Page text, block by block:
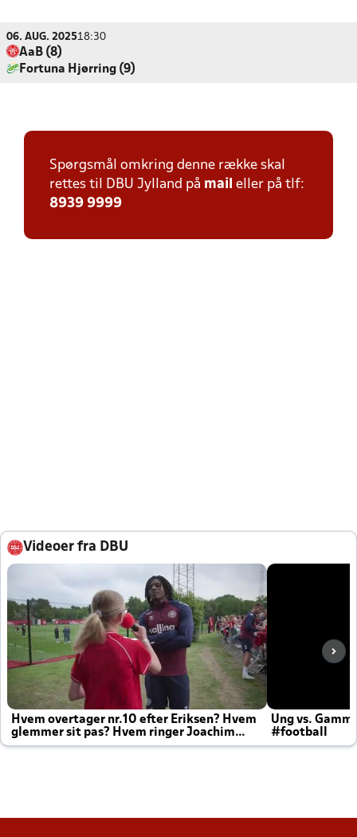
06. AUG. 202518:30
AaB (8)
Fortuna Hjørring (9)
Spørgsmål omkring denne række skal
rettes til DBU Jylland på mail eller på tlf:
8939 9999
Videoer fra DBU
Hvem overtager nr.10 efter Eriksen? Hvem
glemmer sit pas? Hvem ringer Joachim
altid til efter kampe?
Ung vs.
#football